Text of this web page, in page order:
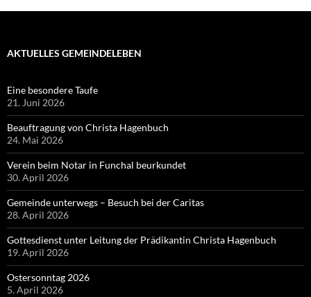
AKTUELLES GEMEINDELEBEN
Eine besondere Taufe
21. Juni 2026
Beauftragung von Christa Hagenbuch
24. Mai 2026
Verein beim Notar in Funchal beurkundet
30. April 2026
Gemeinde unterwegs – Besuch bei der Caritas
28. April 2026
Gottesdienst unter Leitung der Prädikantin Christa Hagenbuch
19. April 2026
Ostersonntag 2026
5. April 2026